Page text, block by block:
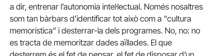
a dir, entrenar l’autonomia intel·lectual. Només nosaltres
som tan bàrbars d’identificar tot això com a “cultura
memorística” i desterrar-la dels programes. No, no: no
es tracta de memoritzar dades aïllades. El que